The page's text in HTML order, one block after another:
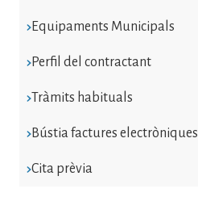
Equipaments Municipals
Perfil del contractant
Tràmits habituals
Bústia factures electròniques
Cita prèvia